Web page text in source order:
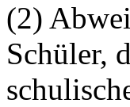
(2)
Schüler,